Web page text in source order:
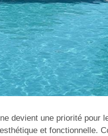
une priorité pour
et fonctionnelle.